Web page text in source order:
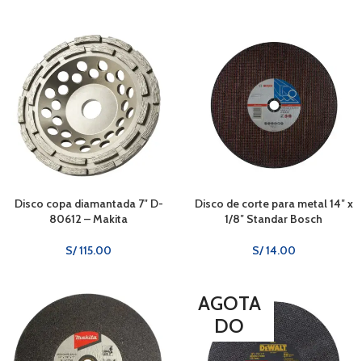
Disco copa diamantada 7″ D-
80612 – Makita
S/115.00
Disco de corte para metal 14″ x
1/8″ Standar Bosch
S/14.00
AGOTA
DO